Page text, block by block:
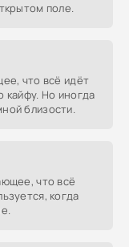
поле.
что всё идёт
кайфу. Но иногда
близости.
что всё
когда